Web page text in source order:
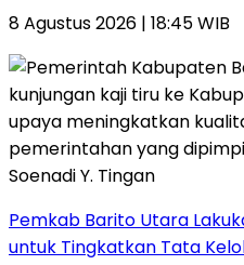
8 Agustus 2026 | 18:45 WIB
Pemkab Barito Utara
untuk Tingkatkan Tata